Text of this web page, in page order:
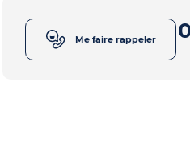
Me faire rappeler